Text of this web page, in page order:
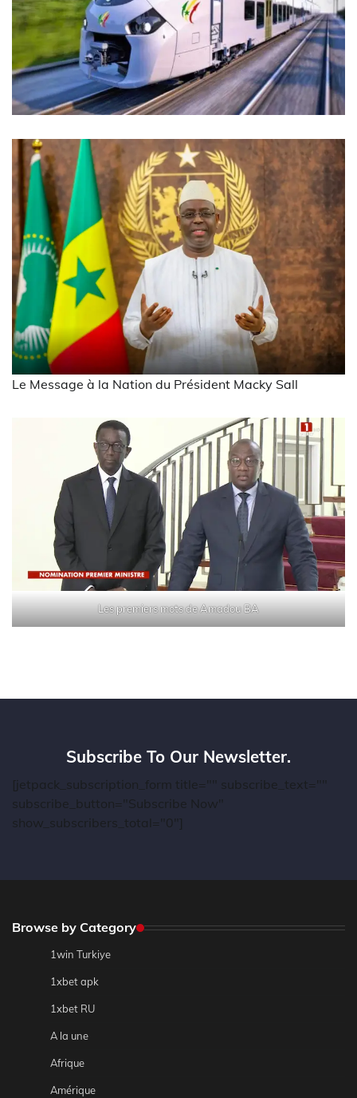
Le Message à la Nation du Président Macky Sall
Les premiers mots de Amadou BA
Subscribe To Our Newsletter.
[jetpack_subscription_form title="" subscribe_text=""
subscribe_button="Subscribe Now"
show_subscribers_total="0"]
Browse by Category
1win Turkiye
1xbet apk
1xbet RU
A la une
Afrique
Amérique